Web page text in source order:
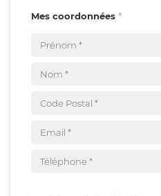
Mes coordonnées